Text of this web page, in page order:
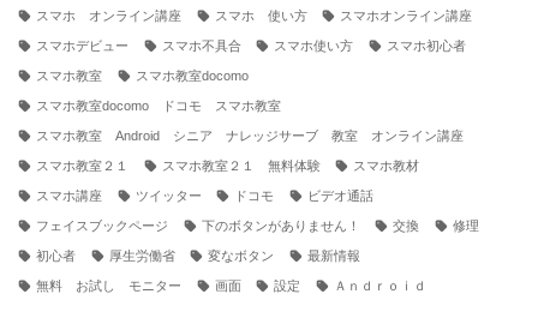
スマホ オンライン講座 スマホ 使い方 スマホオンライン講座
スマホデビュー スマホ不具合 スマホ使い方 スマホ初心者
スマホ教室 スマホ教室docomo
スマホ教室docomo ドコモ スマホ教室
スマホ教室 Android シニア ナレッジサーブ 教室 オンライン講座
スマホ教室２１ スマホ教室２１ 無料体験 スマホ教材
スマホ講座 ツイッター ドコモ ビデオ通話
フェイスブックページ 下のボタンがありません！ 交換 修理
初心者 厚生労働省 変なボタン 最新情報
無料 お試し モニター 画面 設定 Ａｎｄｒｏｉｄ